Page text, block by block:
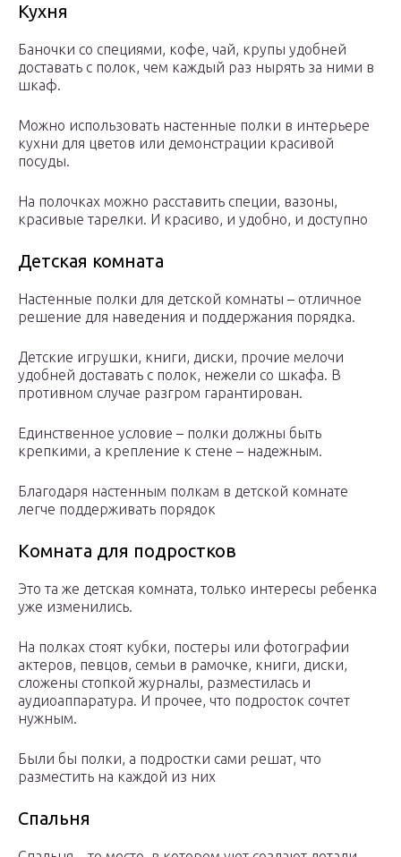
Кухня
Баночки со специями, кофе, чай, крупы удобней
доставать с полок, чем каждый раз нырять за ними в
шкаф.
Можно использовать настенные полки в интерьере
кухни для цветов или демонстрации красивой
посуды.
На полочках можно расставить специи, вазоны,
красивые тарелки. И красиво, и удобно, и доступно
Детская комната
Настенные полки для детской комнаты – отличное
решение для наведения и поддержания порядка.
Детские игрушки, книги, диски, прочие мелочи
удобней доставать с полок, нежели со шкафа. В
противном случае разгром гарантирован.
Единственное условие – полки должны быть
крепкими, а крепление к стене – надежным.
Благодаря настенным полкам в детской комнате
легче поддерживать порядок
Комната для подростков
Это та же детская комната, только интересы ребенка
уже изменились.
На полках стоят кубки, постеры или фотографии
актеров, певцов, семьи в рамочке, книги, диски,
сложены стопкой журналы, разместилась и
аудиоаппаратура. И прочее, что подросток сочтет
нужным.
Были бы полки, а подростки сами решат, что
разместить на каждой из них
Спальня